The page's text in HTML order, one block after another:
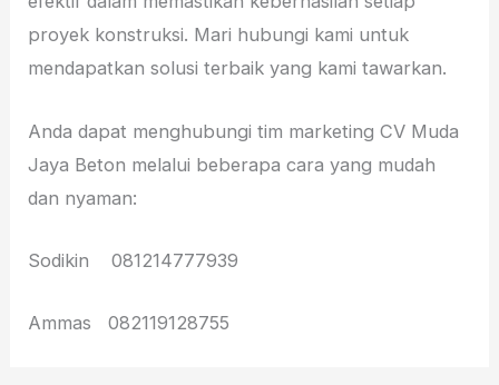
proyek konstruksi. Mari hubungi kami untuk
mendapatkan solusi terbaik yang kami tawarkan.
Anda dapat menghubungi tim marketing CV Muda
Jaya Beton melalui beberapa cara yang mudah
dan nyaman:
Sodikin 081214777939
Ammas 082119128755